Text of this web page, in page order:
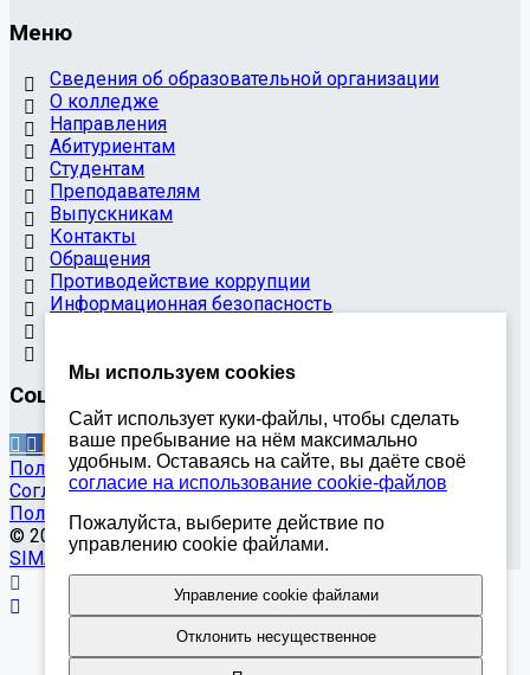
Меню
Сведения об образовательной организации
О колледже
Направления
Абитуриентам
Студентам
Преподавателям
Выпускникам
Контакты
Обращения
Противодействие коррупции
Информационная безопасность
Социальные сети
Политика обработки персональных данных
Согласие на обработку персональных данных
Политика использования cookie-файлов
© 2026 Ингушский индустриальный колледж
SIMAI-SF4: Сайт колледжа
Мы используем cookies
Сайт использует куки-файлы, чтобы сделать
ваше пребывание на нём максимально
удобным. Оставаясь на сайте, вы даёте своё
согласие на использование cookie-файлов
Пожалуйста, выберите действие по
управлению cookie файлами.
Управление cookie файлами
Отклонить несущественное